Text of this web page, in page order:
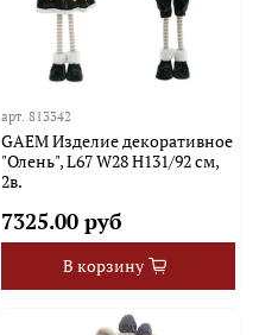
арт. 813342
GAEM Изделие декоративное
"Олень", L67 W28 H131/92 см,
2в.
7325.00 руб
В корзину